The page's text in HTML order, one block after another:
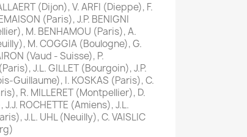
(Dijon), V. ARFI (Dieppe), F.
(Paris), J.P. BENIGNI
M. BENHAMOU (Paris), A.
M. COGGIA (Boulogne), G.
(Vaud - Suisse), P.
J.L. GILLET (Bourgoin), J.P.
Guillaume), I. KOSKAS (Paris), C.
R. MILLERET (Montpellier), D.
ROCHETTE (Amiens), J.L.
J.L. UHL (Neuilly), C. VAISLIC